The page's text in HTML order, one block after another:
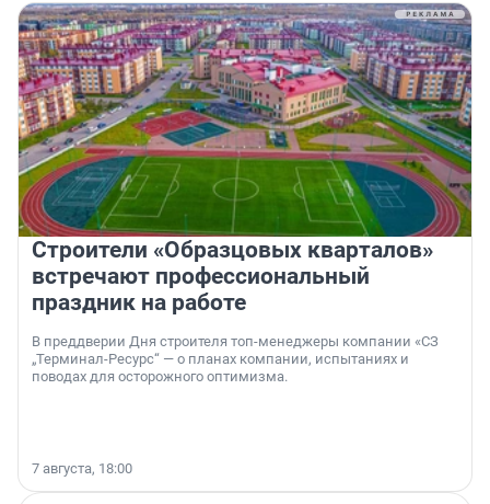
Строители «Образцовых кварталов»
встречают профессиональный
праздник на работе
В преддверии Дня строителя топ-менеджеры компании «СЗ
„Терминал-Ресурс“ — о планах компании, испытаниях и
поводах для осторожного оптимизма.
7 августа, 18:00